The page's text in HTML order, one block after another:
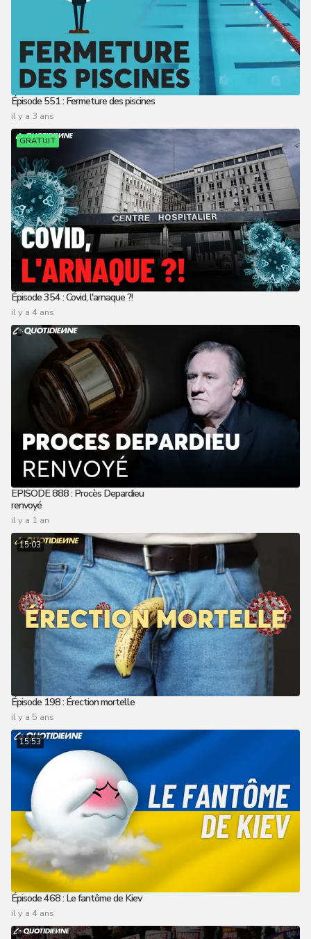
Épisode 551 : Fermeture des piscines
il y a 3 ans
GRATUIT
Épisode 354 : Covid, l'arnaque ?!
il y a 4 ans
EPISODE 888 : Procès Depardieu
renvoyé
il y a 1 an
15:03
Épisode 198 : Érection mortelle
il y a 5 ans
15:53
Épisode 468 : Le fantôme de Kiev
il y a 4 ans